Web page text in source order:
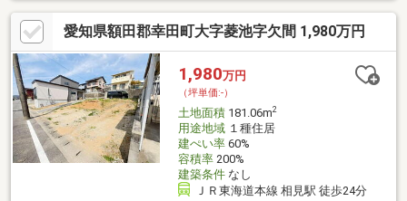
愛知県額田郡幸田町大字菱池字欠間 1,980万円
1,980万円
（坪単価:-）
土地面積181.06m2
用途地域１種住居
建ぺい率60%
容積率200%
建築条件なし
ＪＲ東海道本線 相見駅 徒歩24分